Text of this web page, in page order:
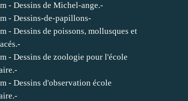
- Dessins de Michel-ange.-
- Dessins-de-papillons-
- Dessins de poissons, mollusques et
- Dessins de zoologie pour l'école
- Dessins d'observation école